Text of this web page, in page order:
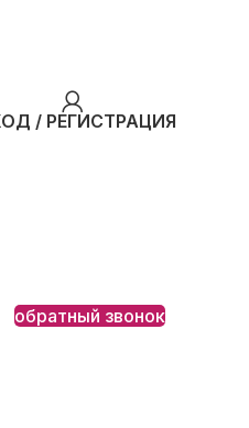
/ РЕГИСТРАЦИЯ
обратный звонок